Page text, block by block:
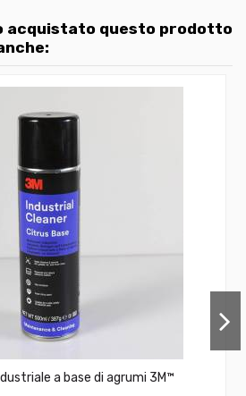
acquistato questo prodotto
a base di agrumi 3M™